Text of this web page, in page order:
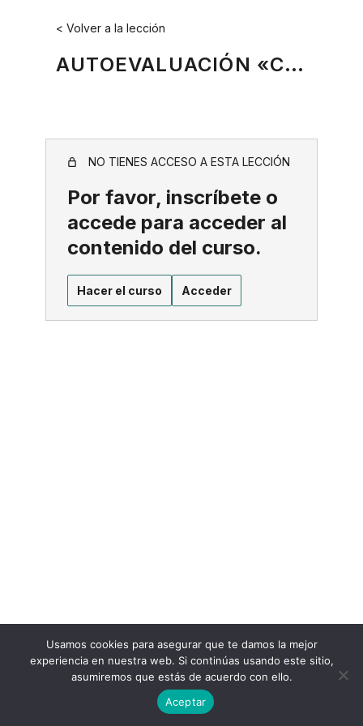
< Volver a la lección
AUTOEVALUACIÓN «CÓMO ORGANIZAR LA FIRMA DE UN CONVENIO» CUESTIONARIO
NO TIENES ACCESO A ESTA LECCIÓN
Por favor, inscríbete o
accede para acceder al
contenido del curso.
Hacer el curso Acceder
Usamos cookies para asegurar que te damos la mejor
experiencia en nuestra web. Si continúas usando este sitio,
asumiremos que estás de acuerdo con ello.
Aceptar